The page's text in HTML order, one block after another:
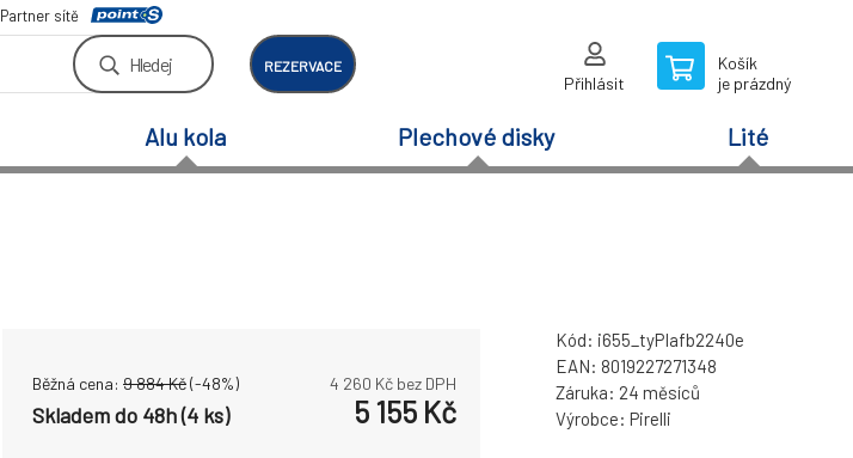
Partner sítě
Hledej REZERVACE
Přihlásit
Košík
je prázdný
Alu kola Plechové disky Lité
Běžná cena: 9 884Kč(-48%) 4 260 Kč bez DPH
Skladem do 48h (4 ks) 5 155 Kč
Kód: i655_tyPIafb2240e
EAN: 8019227271348
Záruka: 24 měsíců
Výrobce: Pirelli